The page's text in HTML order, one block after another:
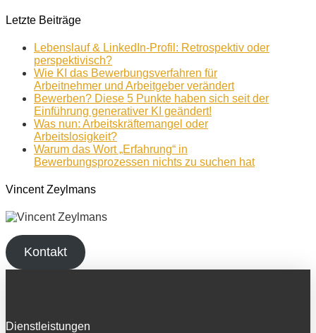
Letzte Beiträge
Lebenslauf & LinkedIn-Profil: Retrospektiv oder
perspektivisch?
Wie KI das Bewerbungsverfahren für
Arbeitnehmer und Arbeitgeber verändert
Bewerben? Diese 5 Punkte haben sich seit der
Einführung generativer KI geändert!
Was nun: Arbeitskräftemangel oder
Arbeitslosigkeit?
Warum das Wort „Erfahrung“ in
Bewerbungsprozessen nichts zu suchen hat
Vincent Zeylmans
Kontakt
Dienstleistungen